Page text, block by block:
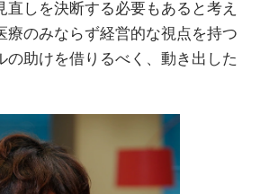
直しを決断する必要もあると考え
療のみならず経営的な視点を持つ
の助けを借りるべく、動き出した